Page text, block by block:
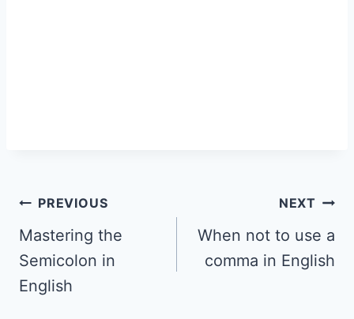
PREVIOUS
Mastering the
Semicolon in
English
NEXT
When not to use a
comma in English